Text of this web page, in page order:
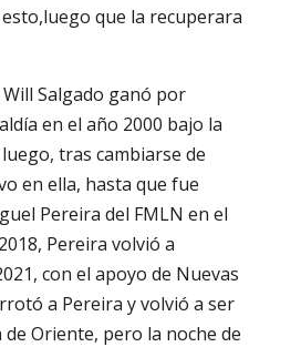
que la recuperara
Salgado ganó por
en el año 2000 bajo la
tras cambiarse de
en ella, hasta que fue
Pereira del FMLN en el
Pereira volvió a
con el apoyo de Nuevas
a Pereira y volvió a ser
de Oriente, pero la noche de